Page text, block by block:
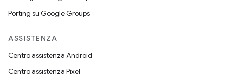
Porting su Google Groups
ASSISTENZA
Centro assistenza Android
Centro assistenza Pixel